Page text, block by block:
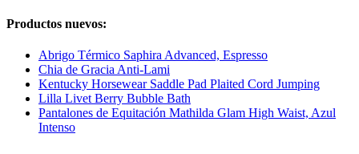
Productos nuevos:
Abrigo Térmico Saphira Advanced, Espresso
Chia de Gracia Anti-Lami
Kentucky Horsewear Saddle Pad Plaited Cord Jumping
Lilla Livet Berry Bubble Bath
Pantalones de Equitación Mathilda Glam High Waist, Azul
Intenso